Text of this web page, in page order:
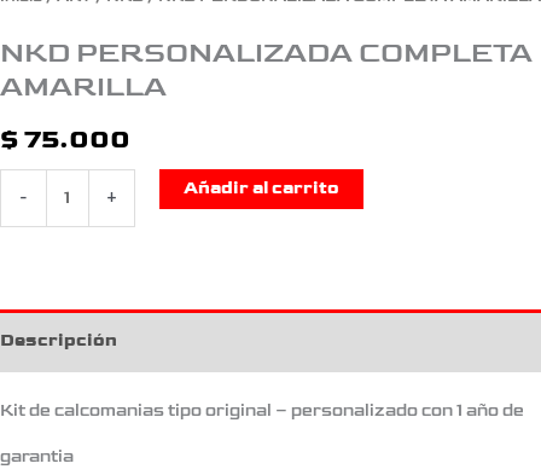
NKD PERSONALIZADA COMPLETA
AMARILLA
$ 75.000
- +
Añadir al carrito
Descripción
Kit de calcomanias tipo original – personalizado con 1 año de
garantia